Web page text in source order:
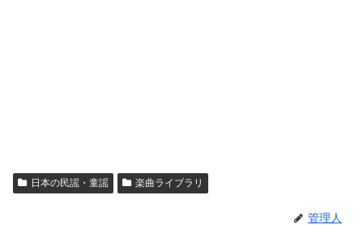
日本の民謡・童謡 楽曲ライブラリ
管理人